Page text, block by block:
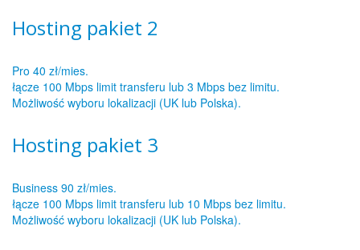
Hosting pakiet 2
Pro 40 zł/mies.
łącze 100 Mbps limit transferu lub 3 Mbps bez limitu.
Możliwość wyboru lokalizacji (UK lub Polska).
Hosting pakiet 3
Business 90 zł/mies.
łącze 100 Mbps limit transferu lub 10 Mbps bez limitu.
Możliwość wyboru lokalizacji (UK lub Polska).